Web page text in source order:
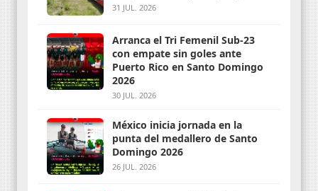
31 JUL. 2026
Arranca el Tri Femenil Sub-23
con empate sin goles ante
Puerto Rico en Santo Domingo
2026
30 JUL. 2026
México inicia jornada en la
punta del medallero de Santo
Domingo 2026
26 JUL. 2026